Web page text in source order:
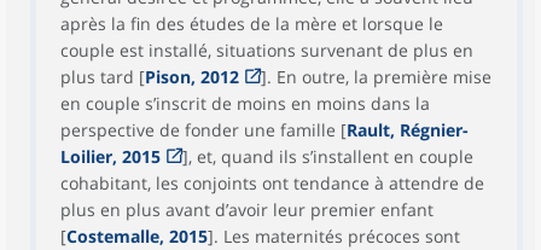
après la fin des études de la mère et lorsque le
couple est installé, situations survenant de plus en
plus tard [Pison, 2012
]. En outre, la première mise
en couple s’inscrit de moins en moins dans la
perspective de fonder une famille [Rault, Régnier-
Loilier, 2015
], et, quand ils s’installent en couple
cohabitant, les conjoints ont tendance à attendre de
plus en plus avant d’avoir leur premier enfant
[Costemalle, 2015]. Les maternités précoces sont